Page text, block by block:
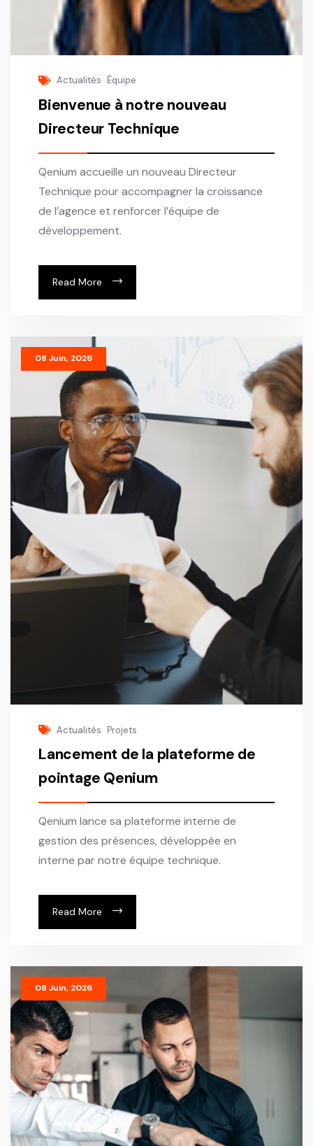
Actualités Équipe
Bienvenue à notre nouveau
Directeur Technique
Qenium accueille un nouveau Directeur
Technique pour accompagner la croissance
de l’agence et renforcer l’équipe de
développement.
Read More
08 Juin, 2026
Actualités Projets
Lancement de la plateforme de
pointage Qenium
Qenium lance sa plateforme interne de
gestion des présences, développée en
interne par notre équipe technique.
Read More
08 Juin, 2026